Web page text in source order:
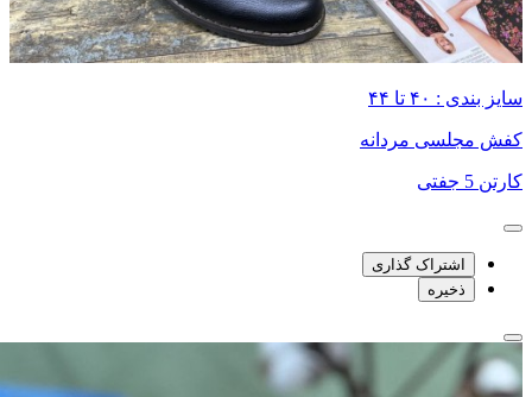
سایز بندی : ۴۰ تا ۴۴
کفش مجلسی مردانه
کارتن 5 جفتی
اشتراک گذاری
ذخیره